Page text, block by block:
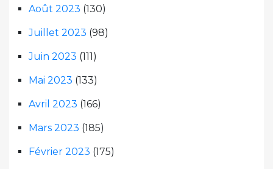
Août 2023 (130)
Juillet 2023 (98)
Juin 2023 (111)
Mai 2023 (133)
Avril 2023 (166)
Mars 2023 (185)
Février 2023 (175)